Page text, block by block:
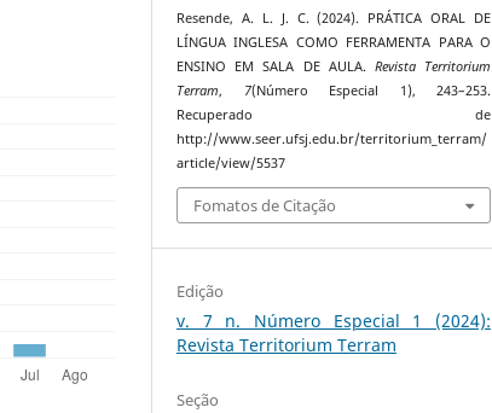
Resende, A. L. J. C. (2024). PRÁTICA ORAL DE
LÍNGUA INGLESA COMO FERRAMENTA PARA O
ENSINO EM SALA DE AULA. Revista Territorium
Terram, 7(Número Especial 1), 243–253.
Recuperado de
http://www.seer.ufsj.edu.br/territorium_terram/
article/view/5537
Fomatos de Citação
Edição
v. 7 n. Número Especial 1 (2024):
Revista Territorium Terram
Seção